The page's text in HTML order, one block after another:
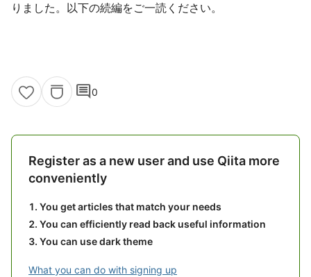
りました。以下の続編をご一読ください。
comment0
Register as a new user and use Qiita more
conveniently
You get articles that match your needs
You can efficiently read back useful information
You can use dark theme
What you can do with signing up